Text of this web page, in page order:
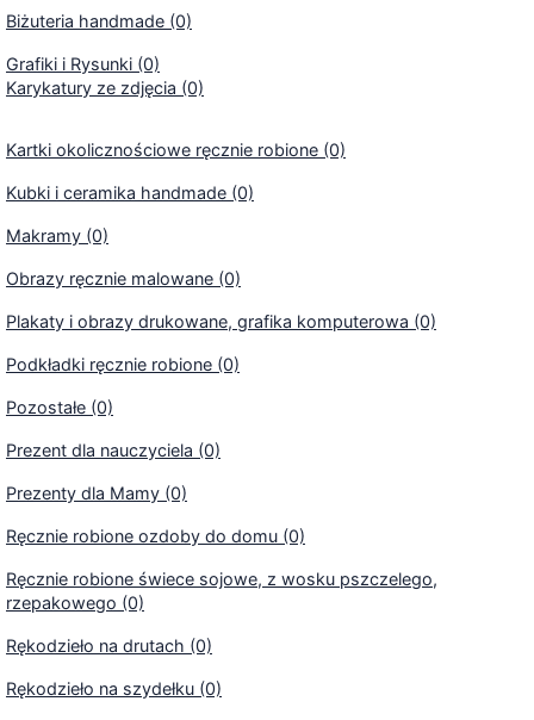
Biżuteria handmade (0)
Grafiki i Rysunki (0)
Karykatury ze zdjęcia (0)
Kartki okolicznościowe ręcznie robione (0)
Kubki i ceramika handmade (0)
Makramy (0)
Obrazy ręcznie malowane (0)
Plakaty i obrazy drukowane, grafika komputerowa (0)
Podkładki ręcznie robione (0)
Pozostałe (0)
Prezent dla nauczyciela (0)
Prezenty dla Mamy (0)
Ręcznie robione ozdoby do domu (0)
Ręcznie robione świece sojowe, z wosku pszczelego,
rzepakowego (0)
Rękodzieło na drutach (0)
Rękodzieło na szydełku (0)